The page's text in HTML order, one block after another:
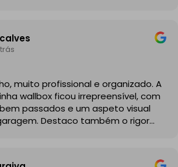
reforçada em garagem
perfeição e nos prazos
que fizeram toda a limpeza e
Recomendado
muito profissional e organizado. A
wallbox ficou irrepreensível, com
passados e um aspeto visual
Destaco também o rigor
segurança e legalidade.